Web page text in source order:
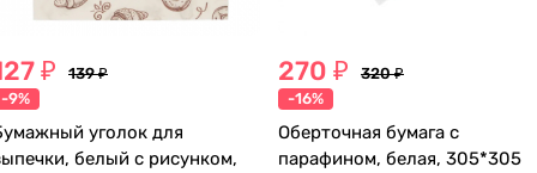
₽
139 ₽
-9%
уголок для
белый с рисунком,
270 ₽
320 ₽
-16%
Оберточная бумага с
парафином, белая, 305*305